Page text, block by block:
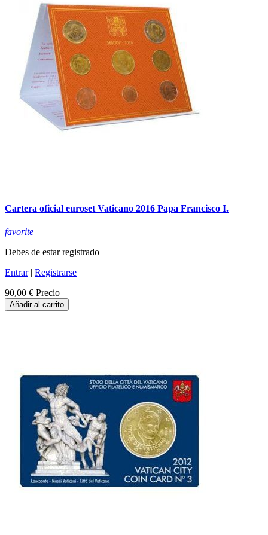
Cartera oficial euroset Vaticano 2016 Papa Francisco I.
favorite
Debes de estar registrado
Entrar| Registrarse
90,00 € Precio
Añadir al carrito